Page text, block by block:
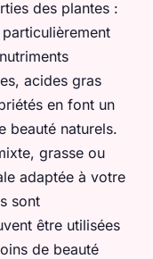
des plantes :
acides gras
en font un
beauté naturels.
grasse ou
adaptée à votre
sont
être utilisées
de beauté